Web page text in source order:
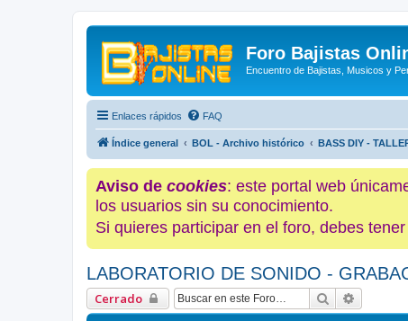
Foro Bajistas
Encuentro de Bajistas, Musicos y
Enlaces rápidos FAQ
Índice general BOL - Archivo histórico BASS DIY -
Aviso de cookies: este portal web
los usuarios sin su conocimiento.
Si quieres participar en el foro, debes
LABORATORIO DE SONIDO -
Cerrado Buscar